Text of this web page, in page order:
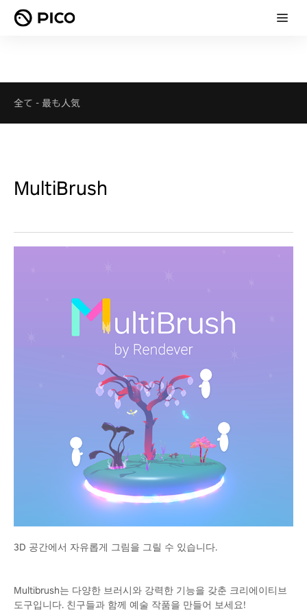
全て - 最も人気
MultiBrush
3D 공간에서 자유롭게 그림을 그릴 수 있습니다.
Multibrush는 다양한 브러시와 강력한 기능을 갖춘 크리에이티브
도구입니다. 친구들과 함께 예술 작품을 만들어 보세요!